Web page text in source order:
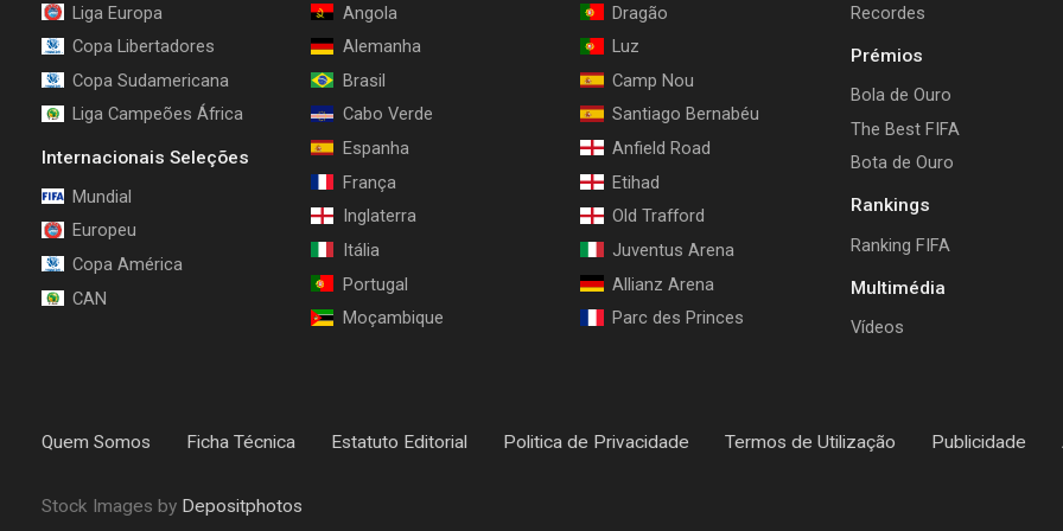
Liga Europa
Copa Libertadores
Copa Sudamericana
Liga Campeões África
Internacionais Seleções
Mundial
Europeu
Copa América
CAN
Angola
Alemanha
Brasil
Cabo Verde
Espanha
França
Inglaterra
Itália
Portugal
Moçambique
Dragão
Luz
Camp Nou
Santiago Bernabéu
Anfield Road
Etihad
Old Trafford
Juventus Arena
Allianz Arena
Parc des Princes
Recordes
Prémios
Bola de Ouro
The Best FIFA
Bota de Ouro
Rankings
Ranking FIFA
Multimédia
Vídeos
Quem Somos Ficha Técnica Estatuto Editorial Politica de Privacidade Termos de Utilização Publicidade
Stock Images by Depositphotos